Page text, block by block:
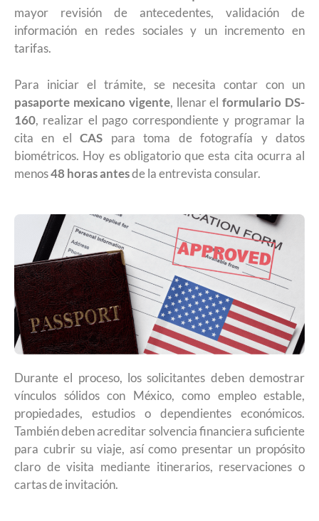
mayor revisión de antecedentes, validación de
información en redes sociales y un incremento en
tarifas.
Para iniciar el trámite, se necesita contar con un
pasaporte mexicano vigente, llenar elformulario DS-
160, realizar el pago correspondiente y programar la
cita en elCAS para toma de fotografía y datos
biométricos. Hoy es obligatorio que esta cita ocurra al
menos48 horas antesde la entrevista consular.
Durante el proceso, los solicitantes deben demostrar
vínculos sólidos con México, como empleo estable,
propiedades, estudios o dependientes económicos.
También deben acreditar solvencia financiera suficiente
para cubrir su viaje, así como presentar un propósito
claro de visita mediante itinerarios, reservaciones o
cartas de invitación.